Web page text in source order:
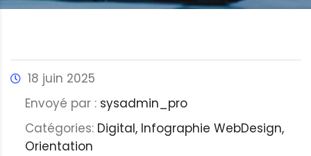
18 juin 2025
Envoyé par : sysadmin_pro
Catégories: Digital, Infographie WebDesign,
Orientation